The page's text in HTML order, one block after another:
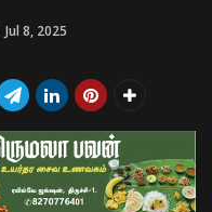
Jul 8, 2025